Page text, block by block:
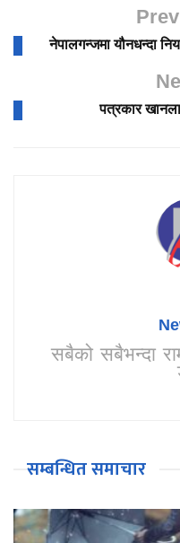
नेपालगन्जमा यौनधन्दा
पत्रकार
सबैको सबैभन्दा
सम्बन्धित समाचार